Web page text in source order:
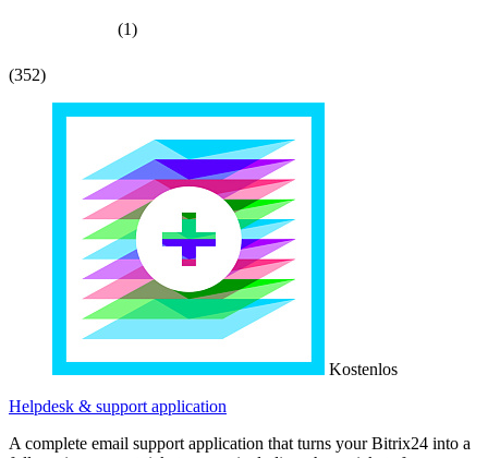
(1)
(352)
Kostenlos
Helpdesk & support application
A complete email support application that turns your Bitrix24 into a